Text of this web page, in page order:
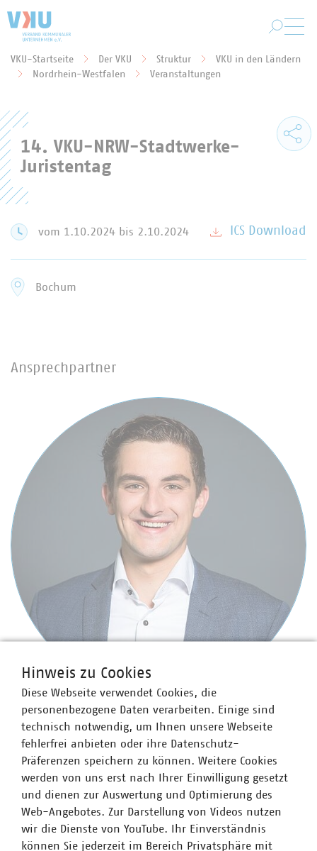
Sie befinden sich hier:
VKU-Startseite Der VKU Struktur
VKU in den Ländern
Nordrhein-Westfalen
Veranstaltungen
14. VKU-NRW-Stadtwerke-
Juristentag
vom 1.10.2024 bis 2.10.2024 ICS Download
Bochum
Ansprechpartner
Marco Schulpin
Senior-Fachgebietsleiter
+49 211 159243-12
schulpin(at)vku(dot)de
Hinweis zu Cookies
Diese Webseite verwendet Cookies, die
personenbezogene Daten verarbeiten. Einige sind
technisch notwendig, um Ihnen unsere Webseite
fehlerfrei anbieten oder ihre Datenschutz-
Präferenzen speichern zu können. Weitere Cookies
werden von uns erst nach Ihrer Einwilligung gesetzt
und dienen zur Auswertung und Optimierung des
Web-Angebotes. Zur Darstellung von Videos nutzen
wir die Dienste von YouTube. Ihr Einverständnis
können Sie jederzeit im Bereich Privatsphäre mit